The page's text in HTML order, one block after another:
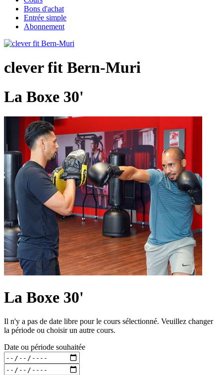
Bons d'achat
Entrée simple
Abonnement
clever fit Bern-Muri
La Boxe 30'
La Boxe 30'
Il n'y a pas de date libre pour le cours sélectionné. Veuillez changer
la période ou choisir un autre cours.
Date ou période souhaitée